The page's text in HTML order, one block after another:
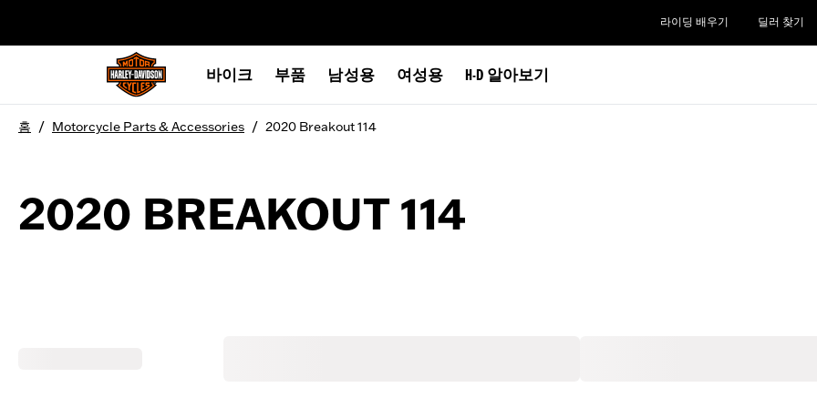
라이딩 배우기 딜러 찾기
바이크 부품 남성용 여성용 H-D 알아보기
홈 / Motorcycle Parts & Accessories / 2020 Breakout 114
2020 BREAKOUT 114